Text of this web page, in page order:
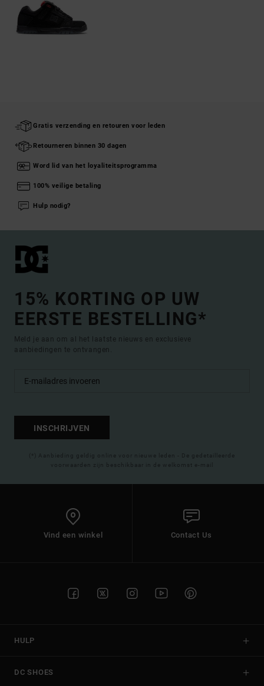
Gratis verzending en retouren voor leden
Retourneren binnen 30 dagen
Word lid van het loyaliteitsprogramma
100% veilige betaling
Hulp nodig?
15% KORTING OP UW
EERSTE BESTELLING*
Meld je aan om al het laatste nieuws en exclusieve
aanbiedingen te ontvangen.
INSCHRIJVEN
(*) Aanbieding geldig online voor nieuwe leden - De gedetailleerde
voorwaarden zijn beschikbaar in de welkomst e-mail
Vind een winkel Contact Us
HULP
DC SHOES